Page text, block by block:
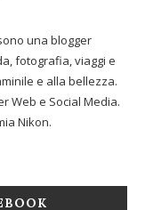
una blogger
fotografia, viaggi e
e alla bellezza.
Web e Social Media.
Nikon.